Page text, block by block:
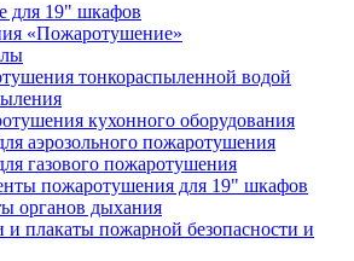
для 19" шкафов
«Пожаротушение»
тонкораспыленной водой
кухонного оборудования
аэрозольного пожаротушения
газового пожаротушения
пожаротушения для 19" шкафов
органов дыхания
плакаты пожарной безопасности и